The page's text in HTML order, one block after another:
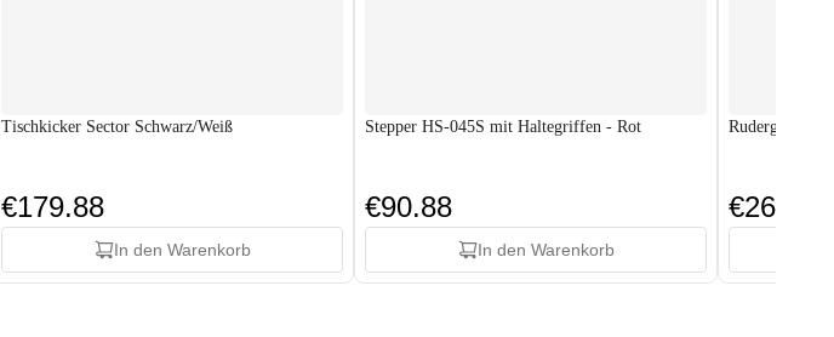
Tischkicker Sector Schwarz/Weiß
€179.88
In den Warenkorb
Stepper HS-045S mit Haltegriffen - Rot
€90.88
In den Warenkorb
Rudergerät
€269.88